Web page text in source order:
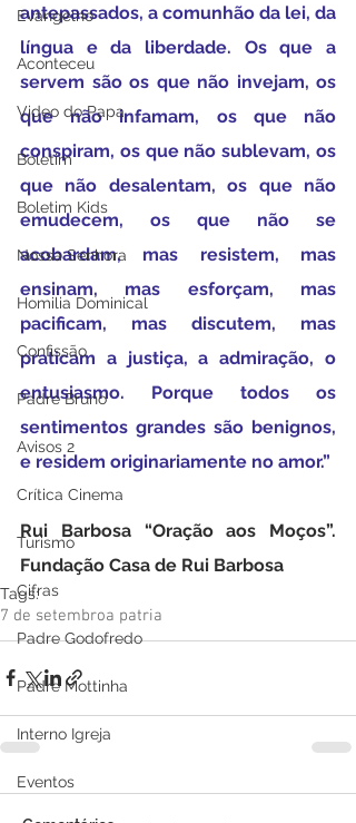
Evangelho
Aconteceu
Video do Papa
Boletim
Boletim Kids
Nossa Senhora
Homilia Dominical
Confissão
Padre Bruno
Avisos 2
Crítica Cinema
Turismo
Cifras
Padre Godofredo
Padre Mottinha
Interno Igreja
Eventos
antepassados, a comunhão da lei, da
língua e da liberdade. Os que a
servem são os que não invejam, os
que não infamam, os que não
conspiram, os que não sublevam, os
que não desalentam, os que não
emudecem, os que não se
acobardam, mas resistem, mas
ensinam, mas esforçam, mas
pacificam, mas discutem, mas
praticam a justiça, a admiração, o
entusiasmo. Porque todos os
sentimentos grandes são benignos,
e residem originariamente no amor.”
Rui Barbosa “Oração aos Moços”.
Fundação Casa de Rui Barbosa
Tags:
7 de setembroa patria